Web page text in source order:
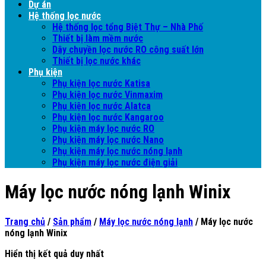
Dự án
Hệ thống lọc nước
Hệ thống lọc tổng Biệt Thự – Nhà Phố
Thiết bị làm mềm nước
Dây chuyền lọc nước RO công suất lớn
Thiết bị lọc nước khác
Phụ kiện
Phụ kiện lọc nước Katisa
Phụ kiện lọc nước Vinmaxim
Phụ kiện lọc nước Alatca
Phụ kiện lọc nước Kangaroo
Phụ kiện máy lọc nước RO
Phụ kiện máy lọc nước Nano
Phụ kiện máy lọc nước nóng lạnh
Phụ kiện máy lọc nước điện giải
Máy lọc nước nóng lạnh Winix
Trang chủ / Sản phẩm / Máy lọc nước nóng lạnh / Máy lọc nước
nóng lạnh Winix
Hiển thị kết quả duy nhất